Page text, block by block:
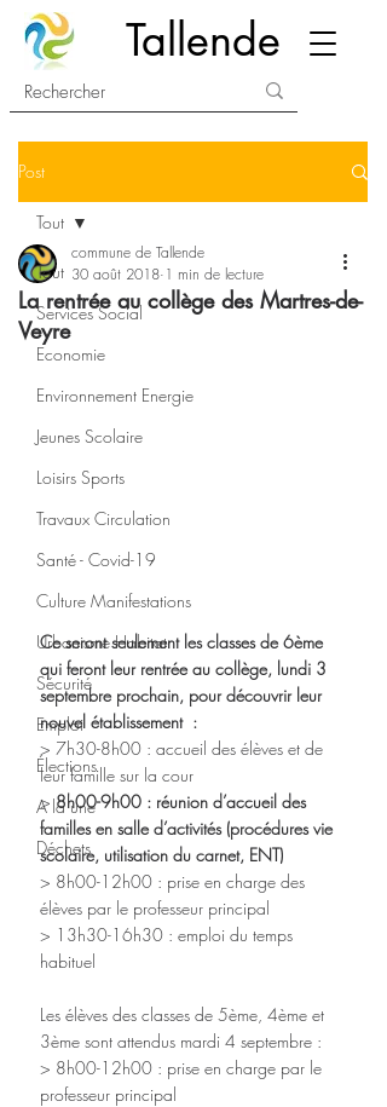
Tallende
Post
Tout
Services Social
Economie
Environnement Energie
Jeunes Scolaire
Loisirs Sports
Travaux Circulation
Santé - Covid-19
Culture Manifestations
Urbanisme Habitat
Sécurité
Emploi
Élections
A la une
Déchets
Tout
La rentrée au collège des Martres-de-
Veyre
commune de Tallende
30 août 2018 1 min de lecture
Ce seront seulement les classes de 6ème
qui feront leur rentrée au collège, lundi 3
septembre prochain, pour découvrir leur
nouvel établissement  :
> 7h30-8h00 : accueil des élèves et de
leur famille sur la cour
> 8h00-9h00 : réunion d’accueil des
familles en salle d’activités (procédures vie
scolaire, utilisation du carnet, ENT)
> 8h00-12h00 : prise en charge des
élèves par le professeur principal
> 13h30-16h30 : emploi du temps
habituel
Les élèves des classes de 5ème, 4ème et
3ème sont attendus mardi 4 septembre :
> 8h00-12h00 : prise en charge par le
professeur principal